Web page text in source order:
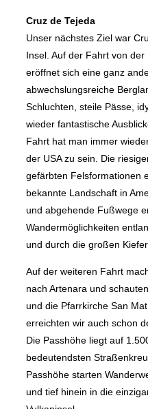
Cruz de Tejeda
Unser nächstes Ziel war
Insel. Auf der Fahrt von
eröffnet sich eine ganz
abwechslungsreiche
Schluchten, steile Pässe,
wieder fantastische
Fahrt hat man immer
der USA zu sein. Die
gefärbten Felsformationen
bekannte Landschaft in
und abgehende Fußwege
Wandermöglichkeiten
und durch die großen
Auf der weiteren Fahrt
nach Artenara und
und die Pfarrkirche San
erreichten wir auch schon
Die Passhöhe liegt auf
bedeutendsten
Passhöhe starten
und tief hinein in die